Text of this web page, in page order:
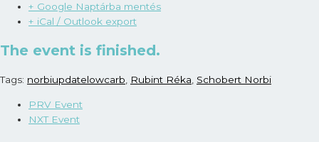
+ Google Naptárba mentés
+ iCal / Outlook export
The event is finished.
Tags: norbiupdatelowcarb, Rubint Réka, Schobert Norbi
PRV Event
NXT Event